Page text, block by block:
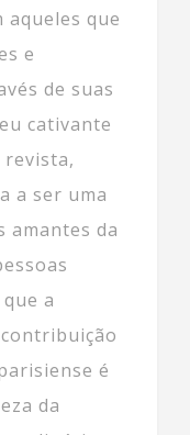
aqueles que
e
de suas
cativante
a ser uma
amantes da
a
é
da